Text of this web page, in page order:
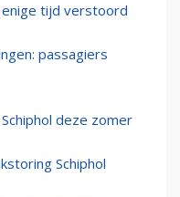
tijd verstoord
passagiers
deze zomer
Schiphol